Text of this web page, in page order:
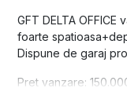
GFT DELTA
foarte
Dispune de garaj
Pret vanzare: